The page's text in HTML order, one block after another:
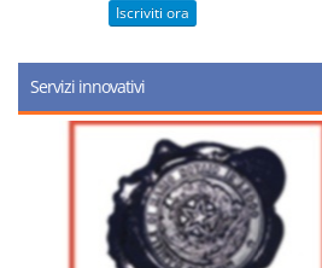
Iscriviti ora
Servizi innovativi